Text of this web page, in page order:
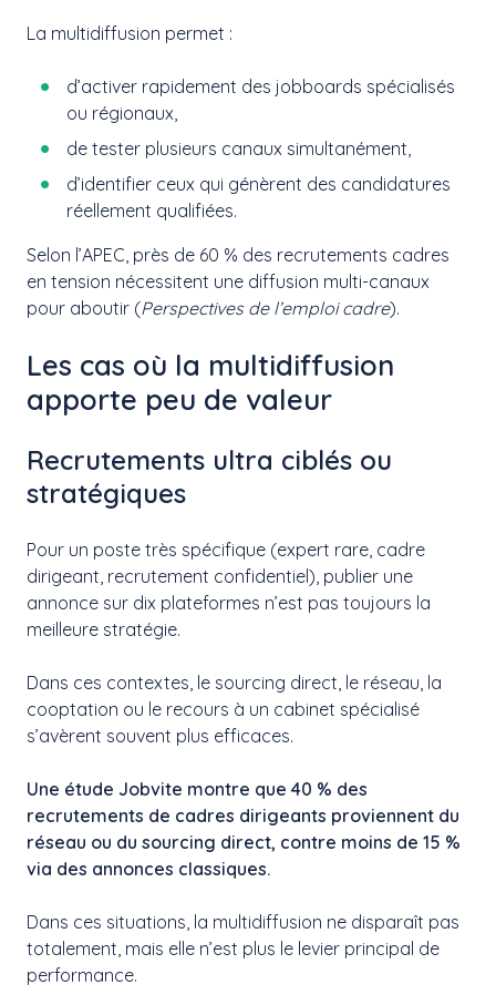
La multidiffusion permet :
d’activer rapidement des jobboards spécialisés
ou régionaux,
de tester plusieurs canaux simultanément,
d’identifier ceux qui génèrent des candidatures
réellement qualifiées.
Selon l’APEC, près de 60 % des recrutements cadres
en tension nécessitent une diffusion multi-canaux
pour aboutir (Perspectives de l’emploi cadre).
Les cas où la multidiffusion
apporte peu de valeur
Recrutements ultra ciblés ou
stratégiques
Pour un poste très spécifique (expert rare, cadre
dirigeant, recrutement confidentiel), publier une
annonce sur dix plateformes n’est pas toujours la
meilleure stratégie.
Dans ces contextes, le sourcing direct, le réseau, la
cooptation ou le recours à un cabinet spécialisé
s’avèrent souvent plus efficaces.
Une étude Jobvite montre que 40 % des
recrutements de cadres dirigeants proviennent du
réseau ou du sourcing direct, contre moins de 15 %
via des annonces classiques.
Dans ces situations, la multidiffusion ne disparaît pas
totalement, mais elle n’est plus le levier principal de
performance.